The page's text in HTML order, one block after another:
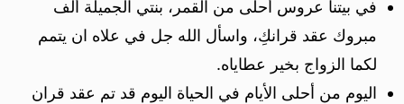
في بيتنا عروس أحلى من القمر، بنتي الجميلة ألف
مبروك عقد قرانكِ، واسأل الله جل في علاه ان يتمم
لكما الزواج بخير عطاياه.
اليوم من أحلى الأيام في الحياة اليوم قد تم عقد قران